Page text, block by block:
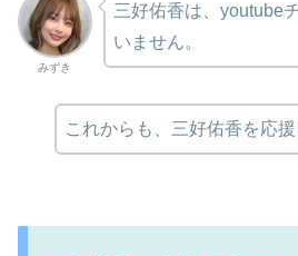
みずき
三好佑香は、youtube
いません。
これからも、三好佑香を応援